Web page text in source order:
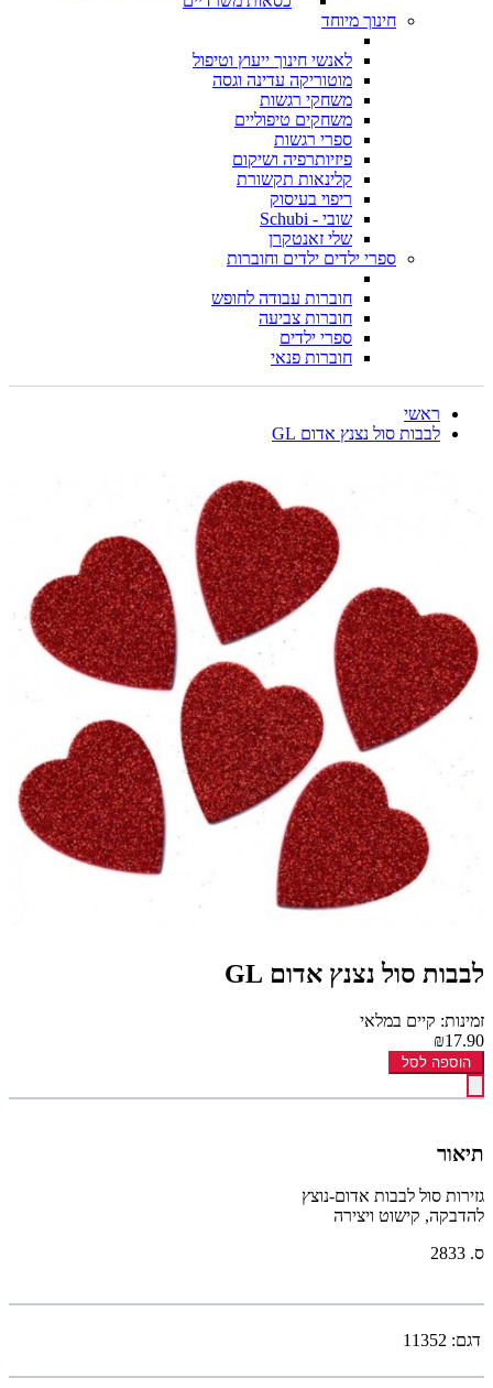
חינוך מיוחד
לאנשי חינוך ייעוץ וטיפול
מוטוריקה עדינה וגסה
משחקי רגשות
משחקים טיפוליים
ספרי רגשות
פיזיותרפיה ושיקום
קלינאות תקשורת
ריפוי בעיסוק
שובי - Schubi
שלי זאנטקרן
ספרי ילדים ילדים וחוברות
חוברות עבודה לחופש
חוברות צביעה
ספרי ילדים
חוברות פנאי
ראשי
לבבות סול נצנץ אדום GL
לבבות סול נצנץ אדום GL
זמינות: קיים במלאי
₪17.90
הוספה לסל
תיאור
גזירות סול לבבות אדום-נוצץ
להדבקה, קישוט ויצירה
ס. 2833
דגם: 11352